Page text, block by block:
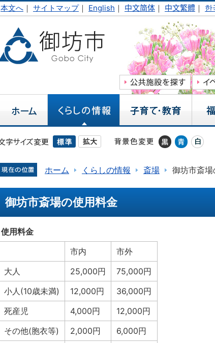
本文へ ｜ サイトマップ｜ English ｜ 中文简体 ｜ 中文繁體 ｜ 한
ホーム くらしの情報 斎場 御坊市斎
御坊市斎場の使用料金
使用料金
市内
市外
大人
25,000円
75,000円
小人(10歳未満)
12,000円
36,000円
死産児
4,000円
12,000円
その他(胞衣等)
2,000円
6,000円